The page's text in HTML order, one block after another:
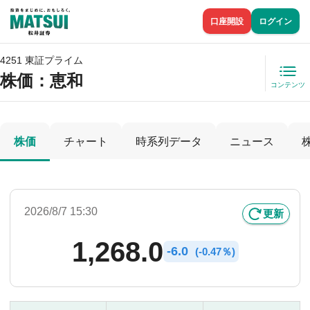
口座開設 ログイン
4251 東証プライム
株価 ：恵和 コンテンツ
株価 チャート 時系列データ ニュース
2026/8/7 15:30 更新
1,268.0 -6.0 (-0.47％)